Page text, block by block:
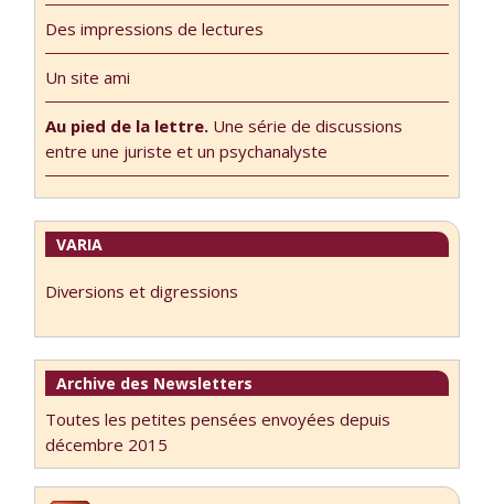
Des impressions de lectures
Un site ami
Au pied de la lettre. Une série de discussions
entre une juriste et un psychanalyste
VARIA
Diversions et digressions
Archive des Newsletters
Toutes les petites pensées envoyées depuis
décembre 2015